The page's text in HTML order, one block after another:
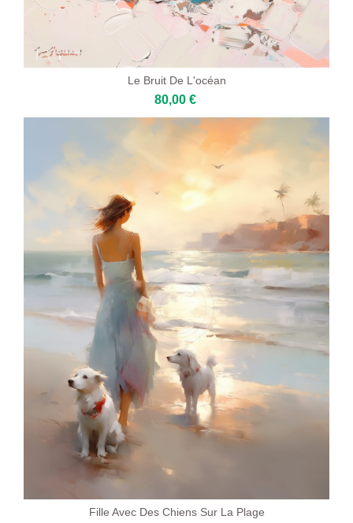
Le Bruit De L'océan
80,00 €
Fille Avec Des Chiens Sur La Plage